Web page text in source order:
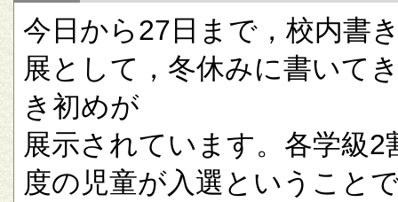
今日から27日まで，校内書
展として，冬休みに書いて
き初めが
展示されています。各学級2
度の児童が入選ということ